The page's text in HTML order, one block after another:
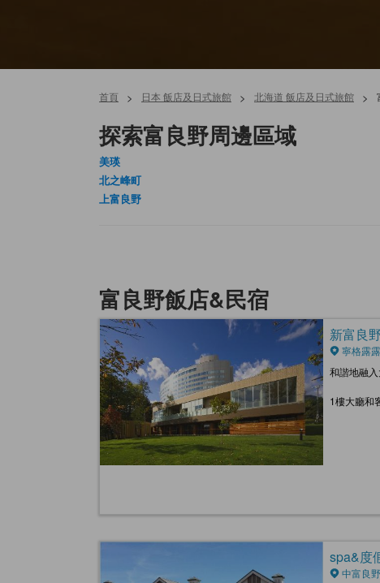
首頁 > 日本 飯店及日式旅館 > 北海道 飯店及日式旅館 >
探索富良野周邊區域
美瑛
北之峰町
上富良野
富良野飯店&民宿
新富良
寧格露
和諧地融
1樓大廳和
spa&度
中富良